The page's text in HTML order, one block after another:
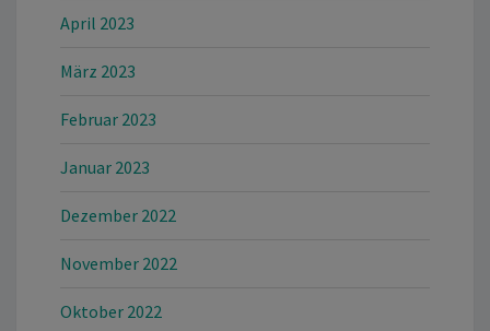
April 2023
März 2023
Februar 2023
Januar 2023
Dezember 2022
November 2022
Oktober 2022